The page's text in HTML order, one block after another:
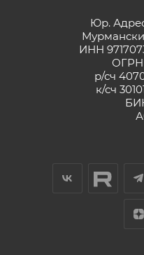
Юр.
ИНН
ОГРН
р/сч
к/сч